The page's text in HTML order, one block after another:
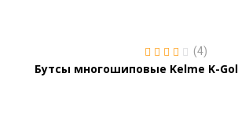
(4)
Бутсы многошиповые Kelme K-